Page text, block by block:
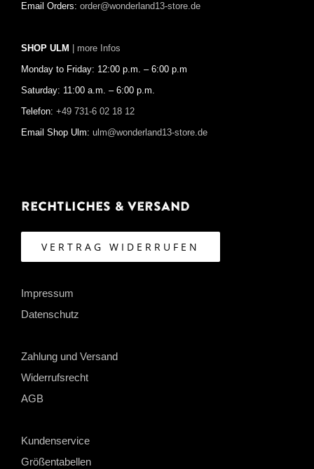
Email Orders: order@wonderland13-store.de
SHOP ULM | more Infos
Monday to Friday: 12:00 p.m. – 6:00 p.m
Saturday: 11:00 a.m. – 6:00 p.m.
Telefon: +49 731-6 02 18 12
Email Shop Ulm: ulm@wonderland13-store.de
Rechtliches & Versand
VERTRAG WIDERRUFEN
Impressum
Datenschutz
Zahlung und Versand
Widerrufsrecht
AGB
Kundenservice
Größentabellen